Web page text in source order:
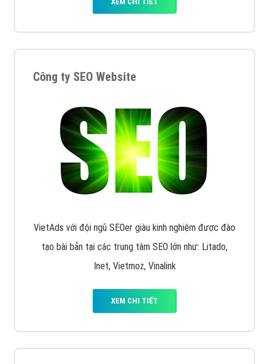
Công ty SEO Website
VietAds với đội ngũ SEOer giàu kinh nghiệm được đào
tạo bài bản tại các trung tâm SEO lớn như: Litado,
Inet, Vietmoz, Vinalink
XEM CHI TIẾT